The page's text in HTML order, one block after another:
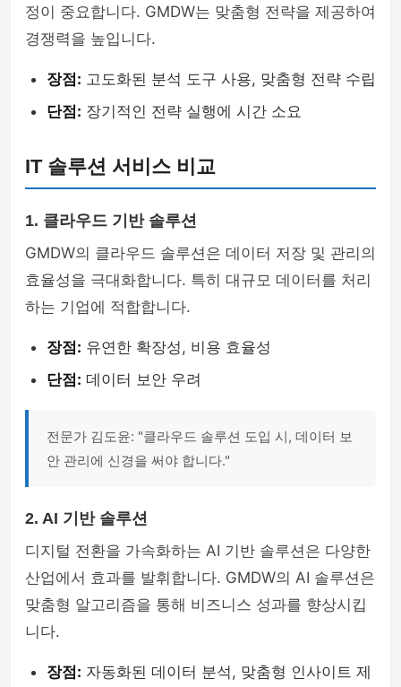
정이 중요합니다. GMDW는 맞춤형 전략을 제공하여
경쟁력을 높입니다.
장점: 고도화된 분석 도구 사용, 맞춤형 전략 수립
단점: 장기적인 전략 실행에 시간 소요
IT 솔루션 서비스 비교
1. 클라우드 기반 솔루션
GMDW의 클라우드 솔루션은 데이터 저장 및 관리의
효율성을 극대화합니다. 특히 대규모 데이터를 처리
하는 기업에 적합합니다.
장점: 유연한 확장성, 비용 효율성
단점: 데이터 보안 우려
전문가 김도윤: "클라우드 솔루션 도입 시, 데이터 보
안 관리에 신경을 써야 합니다."
2. AI 기반 솔루션
디지털 전환을 가속화하는 AI 기반 솔루션은 다양한
산업에서 효과를 발휘합니다. GMDW의 AI 솔루션은
맞춤형 알고리즘을 통해 비즈니스 성과를 향상시킵
니다.
장점: 자동화된 데이터 분석, 맞춤형 인사이트 제